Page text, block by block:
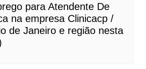
para Atendente De
na empresa Clinicacp /
de Janeiro e região nesta